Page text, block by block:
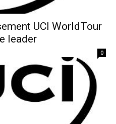
UCI WorldTour
leader
0